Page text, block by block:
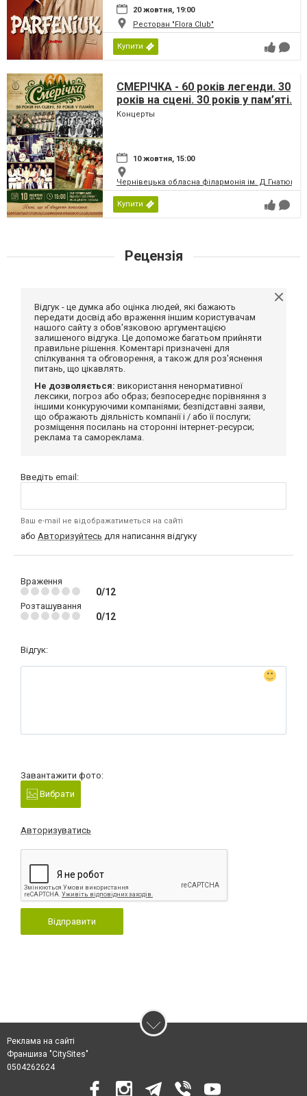
20 жовтня, 19:00
Ресторан "Flora Club"
Купити
СМЕРІЧКА - 60 років легенди. 30
років на сцені. 30 років у пам’яті.
Концерты
10 жовтня, 15:00
Чернівецька обласна філармонія ім. Д.Гнатюка
Купити
Рецензія
Відгук - це думка або оцінка людей, які бажають
передати досвід або враження іншим користувачам
нашого сайту з обов'язковою аргументацією
залишеного відгука. Це допоможе багатьом прийняти
правильне рішення. Коментарі призначені для
спілкування та обговорення, а також для роз'яснення
питань, що цікавлять.
Не дозволяється: використання ненормативної
лексики, погроз або образ; безпосереднє порівняння з
іншими конкуруючими компаніями; безпідставні заяви,
що ображають діяльність компанії і / або її послуги;
розміщення посилань на сторонні інтернет-ресурси;
реклама та самореклама.
Введіть email:
Ваш e-mail не відображатиметься на сайті
або Авторизуйтесь для написання відгуку
Враження
0/12
Розташування
0/12
Відгук:
Завантажити фото:
Вибрати
Авторизуватись
Відправити
Реклама на сайті
Франшиза "CitySites"
0504262624